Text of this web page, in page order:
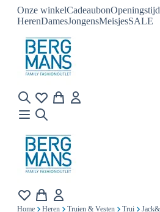
Onze winkelCadeaubon
HerenDamesJongensMeisjesSALE
Home Heren Truien & Vesten Trui